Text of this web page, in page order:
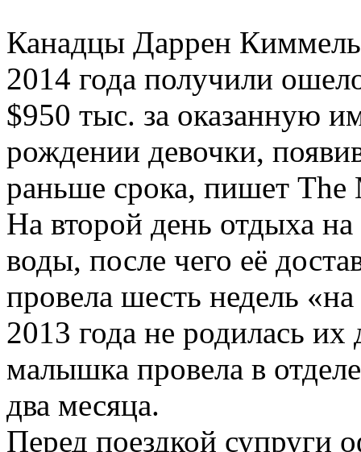
Канадцы Даррен
2014 года получили
$950 тыс. за оказанную
рождении девочки,
раньше срока, пишет The
На второй день отдыха
воды, после чего её
провела шесть недель
2013 года не родилась
малышка провела в
два месяца.
Перед поездкой супруги